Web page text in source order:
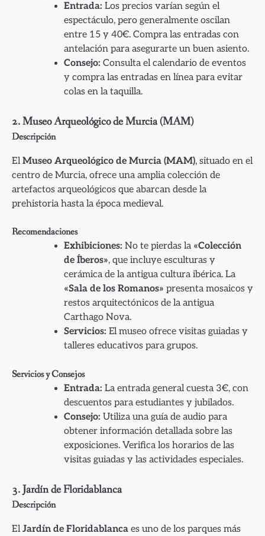
Entrada: Los precios varían según el
espectáculo, pero generalmente oscilan
entre 15 y 40€. Compra las entradas con
antelación para asegurarte un buen asiento.
Consejo: Consulta el calendario de eventos
y compra las entradas en línea para evitar
colas en la taquilla.
2. Museo Arqueológico de Murcia (MAM)
Descripción
ElMuseo Arqueológico de Murcia (MAM), situado en el
centro de Murcia, ofrece una amplia colección de
artefactos arqueológicos que abarcan desde la
prehistoria hasta la época medieval.
Recomendaciones
Exhibiciones: No te pierdas la «Colección
de Íberos», que incluye esculturas y
cerámica de la antigua cultura ibérica. La
«Sala de los Romanos» presenta mosaicos y
restos arquitectónicos de la antigua
Carthago Nova.
Servicios: El museo ofrece visitas guiadas y
talleres educativos para grupos.
Servicios y Consejos
Entrada: La entrada general cuesta 3€, con
descuentos para estudiantes y jubilados.
Consejo: Utiliza una guía de audio para
obtener información detallada sobre las
exposiciones. Verifica los horarios de las
visitas guiadas y las actividades especiales.
3. Jardín de Floridablanca
Descripción
ElJardín de Floridablanca es uno de los parques más